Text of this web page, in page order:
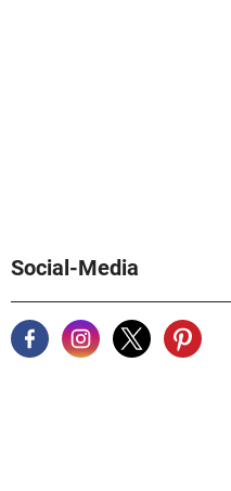
Social-Media